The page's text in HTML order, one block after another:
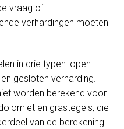
vraag of
verhardingen moeten
in drie typen: open
gesloten verharding.
worden berekend voor
en grastegels, die
van de berekening